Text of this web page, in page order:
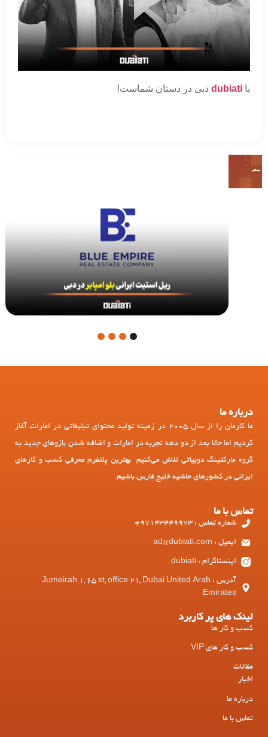
با dubiati دبی در دستان شماست!
1
درباره ما
ما کارمان را از سال 2005 در زمینه تولید محتوای تبلیغاتی در امارات آغاز
کردیم اما حالا بعد از دو دهه تجربه در امارات و اضافه شدن بازوهای جدید به
گروه مارکتینگ دوبیاتی تلاش می‌کنیم بهترین پلتفرم معرفی کسب و کارهای
ایرانی در کشورهای حاشیه خلیج فارس باشیم.
تماس با ما
شماره تماس : 97143449973+
ایمیل : ad@dubiati.com
اینستاگرام : dubiati
آدرس : Jumeirah 1, 65 st, office 21, Dubai United Arab
Emirates
لینک های پر کاربرد
کسب و کار ها
کسب و کار های VIP
مقالات
اخبار
درباره ما
تماس با ما